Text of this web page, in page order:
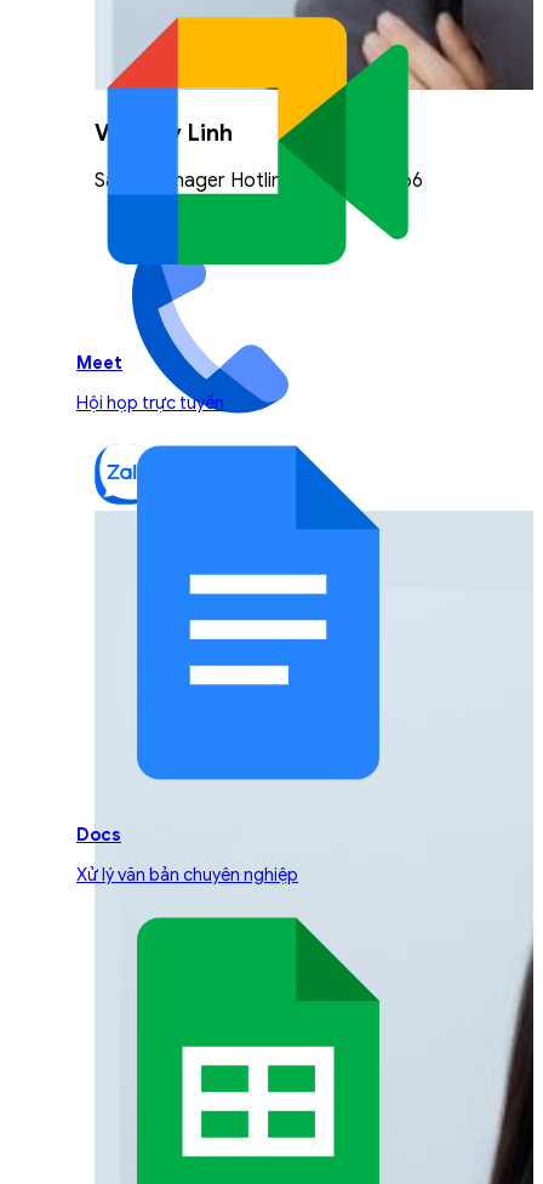
Vũ Thuỳ Linh
Sales Manager Hotline: 0842.999.666
Meet
Hội họp trực tuyến
Docs
Xử lý văn bản chuyên nghiệp